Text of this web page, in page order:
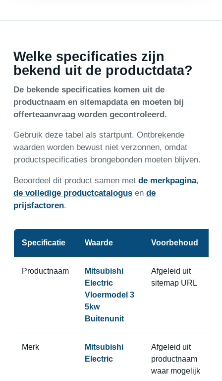
Welke specificaties zijn
bekend uit de productdata?
De bekende specificaties komen uit de
productnaam en sitemapdata en moeten bij
offerteaanvraag worden gecontroleerd.
Gebruik deze tabel als startpunt. Ontbrekende
waarden worden bewust niet verzonnen, omdat
productspecificaties brongebonden moeten blijven.
Beoordeel dit product samen met de merkpagina,
de volledige productcatalogusen de
prijsfactoren.
Specificatie Waarde Voorbehoud
Productnaam
Mitsubishi
Electric
Vloermodel 3
5kw
Buitenunit
Afgeleid uit
sitemap URL
Merk
Mitsubishi
Electric
Afgeleid uit
productnaam
waar mogelijk